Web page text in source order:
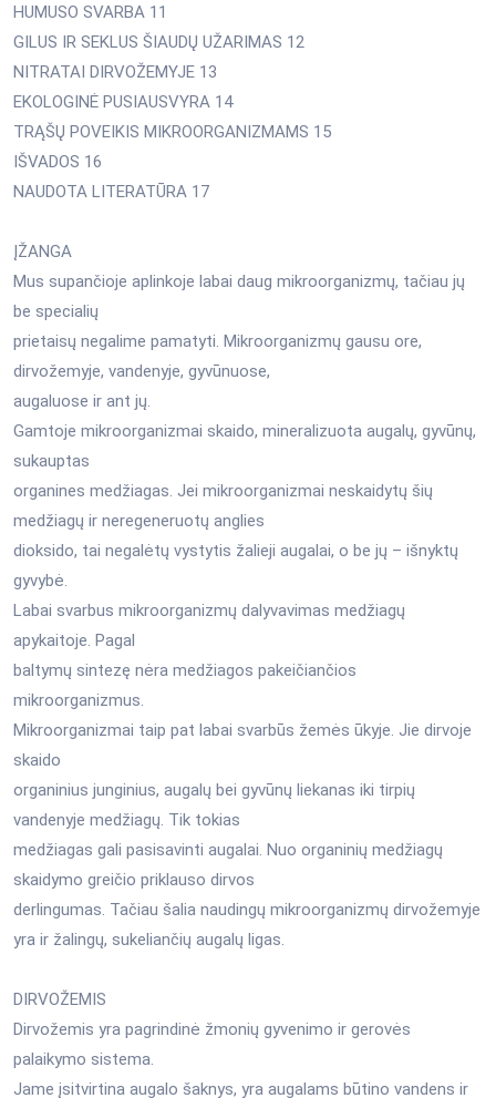
HUMUSO SVARBA 11
GILUS IR SEKLUS ŠIAUDŲ UŽARIMAS 12
NITRATAI DIRVOŽEMYJE 13
EKOLOGINĖ PUSIAUSVYRA 14
TRĄŠŲ POVEIKIS MIKROORGANIZMAMS 15
IŠVADOS 16
NAUDOTA LITERATŪRA 17
ĮŽANGA
Mus supančioje aplinkoje labai daug mikroorganizmų, tačiau jų
be specialių
prietaisų negalime pamatyti. Mikroorganizmų gausu ore,
dirvožemyje, vandenyje, gyvūnuose,
augaluose ir ant jų.
Gamtoje mikroorganizmai skaido, mineralizuota augalų, gyvūnų,
sukauptas
organines medžiagas. Jei mikroorganizmai neskaidytų šių
medžiagų ir neregeneruotų anglies
dioksido, tai negalėtų vystytis žalieji augalai, o be jų – išnyktų
gyvybė.
Labai svarbus mikroorganizmų dalyvavimas medžiagų
apykaitoje. Pagal
baltymų sintezę nėra medžiagos pakeičiančios
mikroorganizmus.
Mikroorganizmai taip pat labai svarbūs žemės ūkyje. Jie dirvoje
skaido
organinius junginius, augalų bei gyvūnų liekanas iki tirpių
vandenyje medžiagų. Tik tokias
medžiagas gali pasisavinti augalai. Nuo organinių medžiagų
skaidymo greičio priklauso dirvos
derlingumas. Tačiau šalia naudingų mikroorganizmų dirvožemyje
yra ir žalingų, sukeliančių augalų ligas.
DIRVOŽEMIS
Dirvožemis yra pagrindinė žmonių gyvenimo ir gerovės
palaikymo sistema.
Jame įsitvirtina augalo šaknys, yra augalams būtino vandens ir